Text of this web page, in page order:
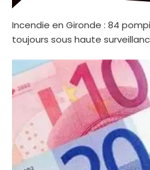
Incendie en Gironde : 84
toujours sous haute